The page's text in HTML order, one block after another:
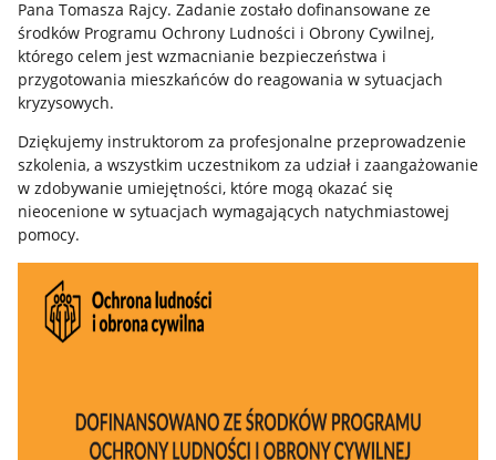
Pana Tomasza Rajcy. Zadanie zostało dofinansowane ze
środków Programu Ochrony Ludności i Obrony Cywilnej,
którego celem jest wzmacnianie bezpieczeństwa i
przygotowania mieszkańców do reagowania w sytuacjach
kryzysowych.
Dziękujemy instruktorom za profesjonalne przeprowadzenie
szkolenia, a wszystkim uczestnikom za udział i zaangażowanie
w zdobywanie umiejętności, które mogą okazać się
nieocenione w sytuacjach wymagających natychmiastowej
pomocy.